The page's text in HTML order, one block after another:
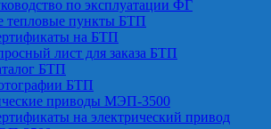
по эксплуатации ФГ
тепловые пункты БТП
на БТП
лист для заказа БТП
БТП
БТП
приводы МЭП-3500
на электрический привод